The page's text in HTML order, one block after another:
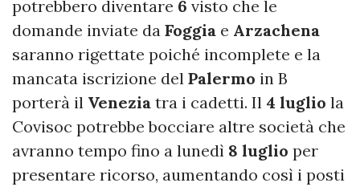
potrebbero diventare 6 visto che le
domande inviate da Foggia e Arzachena
saranno rigettate poiché incomplete e la
mancata iscrizione del Palermo in B
porterà il Venezia tra i cadetti. Il 4 luglio la
Covisoc potrebbe bocciare altre società che
avranno tempo fino a lunedì 8 luglio per
presentare ricorso, aumentando così i posti